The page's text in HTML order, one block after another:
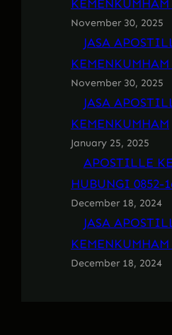
November 30, 2025
JASA
November 30, 2025
JASA
KEMENKUMHAM
January 25, 2025
APOSTILLE
HUBUNGI 0852-
December 18, 2024
JASA
KEMENKUMHAM
December 18, 2024